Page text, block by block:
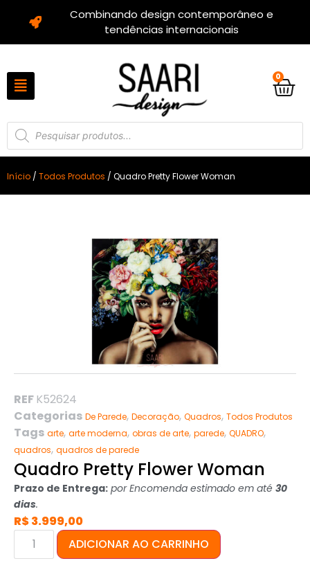
Combinando design contemporâneo e
tendências internacionais
0
Início / Todos Produtos / Quadro Pretty Flower Woman
REFK52624
Categorias De Parede, Decoração, Quadros, Todos Produtos
Tags arte, arte moderna, obras de arte, parede, QUADRO,
quadros, quadros de parede
Quadro Pretty Flower Woman
Prazo de Entrega: por Encomenda estimado em até 30
dias.
R$3.999,00
ADICIONAR AO CARRINHO